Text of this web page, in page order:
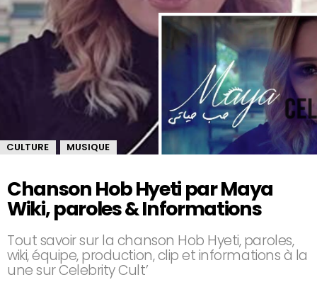
CULTURE , MUSIQUE
Chanson Hob Hyeti par Maya
Wiki, paroles & Informations
Tout savoir sur la chanson Hob Hyeti, paroles,
wiki, équipe, production, clip et informations à la
une sur Celebrity Cult’